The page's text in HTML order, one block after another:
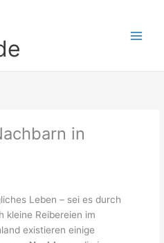
in
Leben – sei es durch
kleine Reibereien im
existieren einige